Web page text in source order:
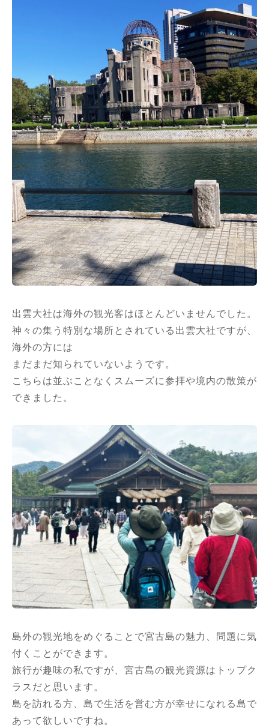
出雲大社は海外の観光客はほとんどいませんでした。
神々の集う特別な場所とされている出雲大社ですが、
海外の方には
まだまだ知られていないようです。
こちらは並ぶことなくスムーズに参拝や境内の散策が
できました。
島外の観光地をめぐることで宮古島の魅力、問題に気
付くことができます。
旅行が趣味の私ですが、宮古島の観光資源はトップク
ラスだと思います。
島を訪れる方、島で生活を営む方が幸せになれる島で
あって欲しいですね。